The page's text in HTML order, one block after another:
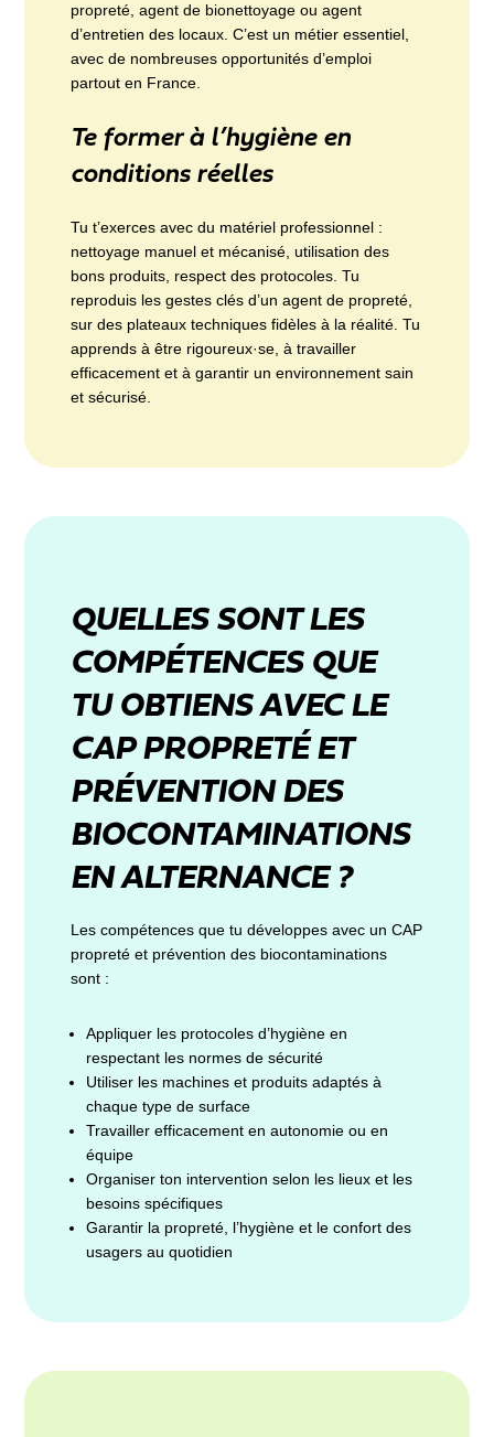
propreté, agent de bionettoyage ou agent
d’entretien des locaux. C’est un métier essentiel,
avec de nombreuses opportunités d’emploi
partout en France.
Te former à l’hygiène en
conditions réelles
Tu t’exerces avec du matériel professionnel :
nettoyage manuel et mécanisé, utilisation des
bons produits, respect des protocoles. Tu
reproduis les gestes clés d’un agent de propreté,
sur des plateaux techniques fidèles à la réalité. Tu
apprends à être rigoureux·se, à travailler
efficacement et à garantir un environnement sain
et sécurisé.
QUELLES SONT LES
COMPÉTENCES QUE
TU OBTIENS AVEC LE
CAP PROPRETÉ ET
PRÉVENTION DES
BIOCONTAMINATIONS
EN ALTERNANCE ?
Les compétences que tu développes avec un CAP
propreté et prévention des biocontaminations
sont :
Appliquer les protocoles d’hygiène en
respectant les normes de sécurité
Utiliser les machines et produits adaptés à
chaque type de surface
Travailler efficacement en autonomie ou en
équipe
Organiser ton intervention selon les lieux et les
besoins spécifiques
Garantir la propreté, l’hygiène et le confort des
usagers au quotidien